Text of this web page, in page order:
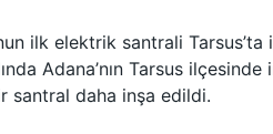
ilk elektrik santrali
Adana’nın Tarsus
santral daha inşa edildi.